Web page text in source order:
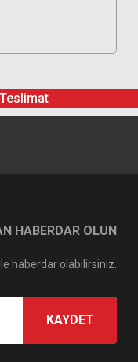
HABERDAR OLUN
haberdar olabilirsiniz.
KAYDET